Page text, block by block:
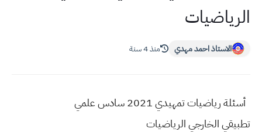
الرياضيات
الاستاذ احمد مهدي منذ 4 سنة
أسئلة رياضيات تمهيدي 2021 سادس علمي
تطبيقي الخارجي الرياضيات